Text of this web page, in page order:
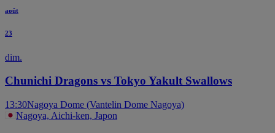
août
23
dim.
Chunichi Dragons vs Tokyo Yakult Swallows
13:30Nagoya Dome (Vantelin Dome Nagoya)
Nagoya, Aichi-ken, Japon